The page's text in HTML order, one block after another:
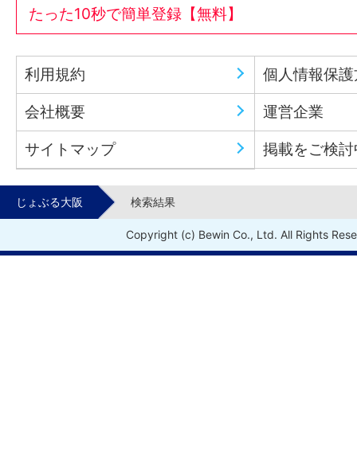
たった10秒で簡単登録【無料】
利用規約 個人情報保
会社概要 運営企業
サイトマップ 掲載をご検
じょぶる大阪 検索結果
Copyright (c) Bewin Co., Ltd. All Rights